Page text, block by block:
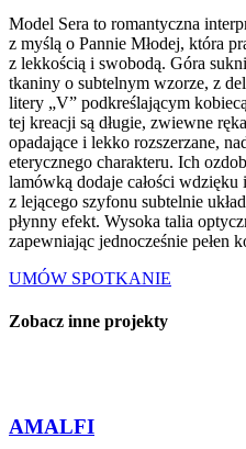
Model Sera to romantyczna
z myślą o Pannie Młodej, która
z lekkością i swobodą. Góra
tkaniny o subtelnym wzorze, z
litery „V” podkreślającym
tej kreacji są długie, zwiewne
opadające i lekko rozszerzane,
eterycznego charakteru. Ich
lamówką dodaje całości wdzięku
z lejącego szyfonu subtelnie
płynny efekt. Wysoka talia
zapewniając jednocześnie pełen
UMÓW SPOTKANIE
Zobacz inne projekty
AMALFI